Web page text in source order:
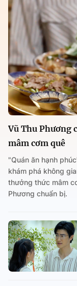
Vũ Thu Phương
mâm cơm quê
"Quán ăn hạnh
khám phá không
thưởng thức mâm
Phương chuẩn bị.